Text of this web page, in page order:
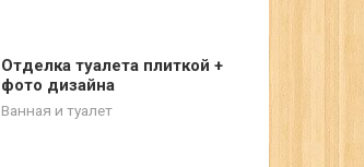
Отделка туалета плиткой +
фото дизайна
Ванная и туалет